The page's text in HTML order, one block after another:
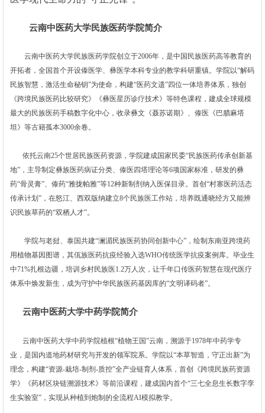
云南中医药大学民族医药学院简介
云南中医药大学民族医药学院创立于2006年，是中国民族医药高等教育的
开拓者，全国首个开设傣医学、彝医学本科专业的教学科研重镇。学院以“解码
民族智慧，激活生命秘钥”为使命，构建“医药文遗”四位一体培养体系，独创
《跨境民族医药比较研究》《彝医星历诊疗技术》等特色课程，建成全球规模
最大的民族医药手稿数字化中心，收录彝文《聂苏诺期》、傣医《巴腊麻塔
坦》等古籍孤本3000余卷。
依托云南25个世居民族医药资源，学院建成国家民委“民族医药传承创新基
地”，主导制定彝族医药病证分类、傣医四塔理论等6项国家标准，研发的彝
药“骨灵膏”、傣药“雅拢帕雅”等12种新制剂纳入医保目录。首创“村寨医药活态
传承计划”，在怒江、西双版纳建立8个民族医工作站，培养既通晓经方又能辨
识民族草药的“双栖人才”。
学院与老挝、泰国共建“澜湄民族医药协同创新中心”，绘制东南亚跨境药
用植物基因图谱，其佤族医药抗疫经验入选WHO传统医学抗疫案例库。毕业生
中71%扎根边疆，培训乡村民族医1.2万人次，让千年口传医药智慧在现代医疗
体系中焕发新生，成为守护中华民族医药基因库的“文明译码者”。
云南中医药大学中药学院简介
云南中医药大学中药学院植根“植物王国”云南，溯源于1978年中药学专
业，是国内道地药材研究与开发的领军院系。学院以“本草智造，守正出新”为
理念，构建“资源-栽培-制剂-质控”全产业链育人体系，首创《跨境民族药资源
学》《药材区块链溯源技术》等前沿课程，建成国内首个“三七全息生长数字孪
生实验室”，实现从种植到炮制的全流程AI模拟教学。